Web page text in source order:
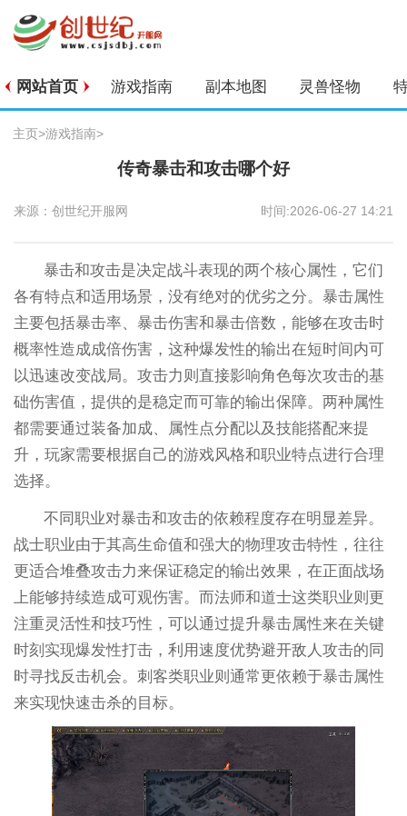
网站首页 游戏指南 副本地图 灵兽怪物
主页>游戏指南>
传奇暴击和攻击哪个好
来源：创世纪开服网 时间:2026-06-27 14:21
暴击和攻击是决定战斗表现的两个核心属性，它们
各有特点和适用场景，没有绝对的优劣之分。暴击属性
主要包括暴击率、暴击伤害和暴击倍数，能够在攻击时
概率性造成成倍伤害，这种爆发性的输出在短时间内可
以迅速改变战局。攻击力则直接影响角色每次攻击的基
础伤害值，提供的是稳定而可靠的输出保障。两种属性
都需要通过装备加成、属性点分配以及技能搭配来提
升，玩家需要根据自己的游戏风格和职业特点进行合理
选择。
不同职业对暴击和攻击的依赖程度存在明显差异。
战士职业由于其高生命值和强大的物理攻击特性，往往
更适合堆叠攻击力来保证稳定的输出效果，在正面战场
上能够持续造成可观伤害。而法师和道士这类职业则更
注重灵活性和技巧性，可以通过提升暴击属性来在关键
时刻实现爆发性打击，利用速度优势避开敌人攻击的同
时寻找反击机会。刺客类职业则通常更依赖于暴击属性
来实现快速击杀的目标。